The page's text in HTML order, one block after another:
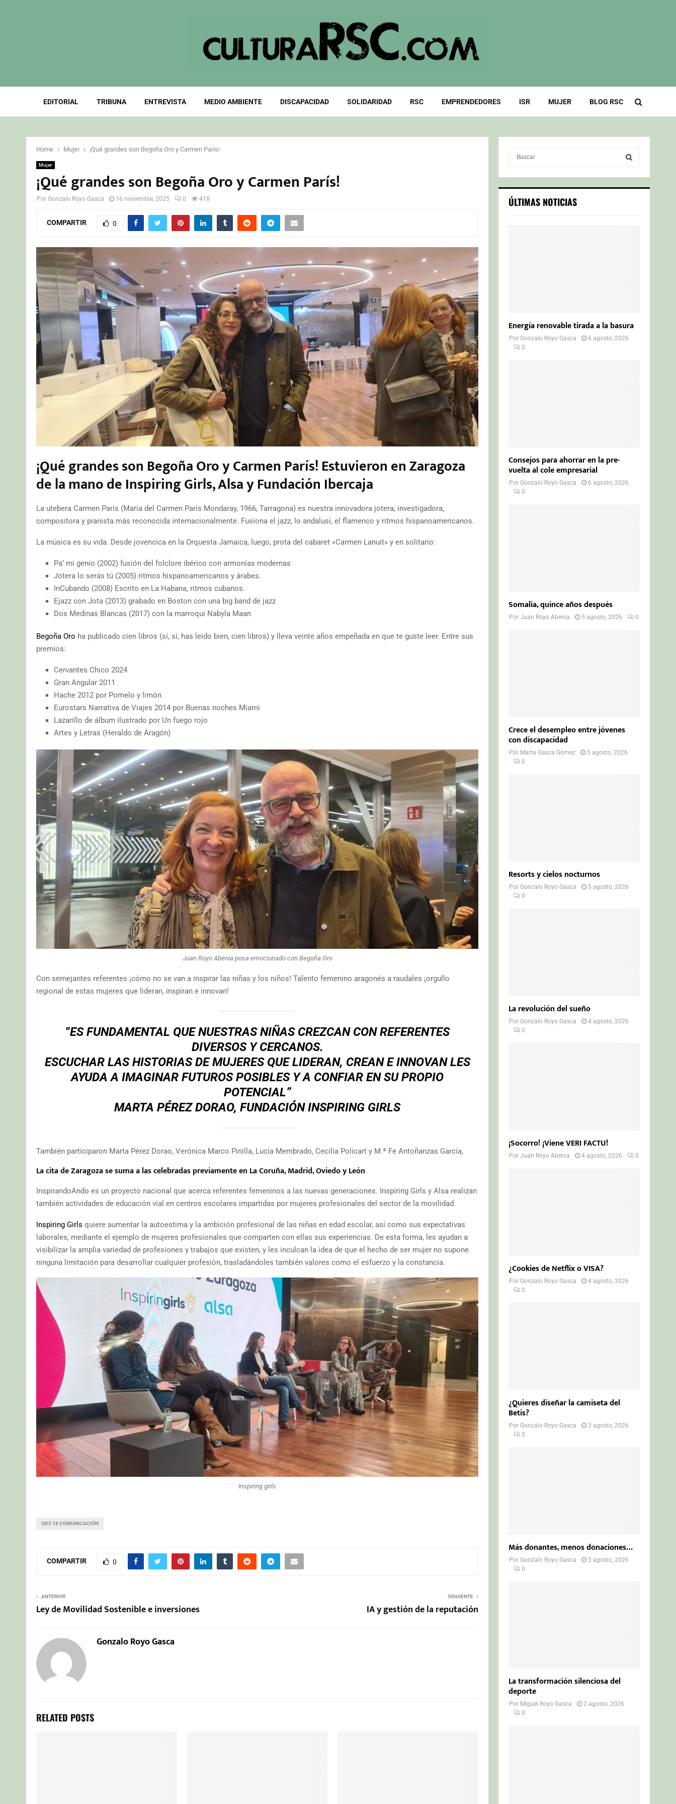
EDITORIAL TRIBUNA ENTREVISTA MEDIO AMBIENTE DISCAPACIDAD SOLIDARIDAD RSC EMPRENDEDORES ISR MUJER BLOG RSC
Home Mujer ¡Qué grandes son Begoña Oro y Carmen París!
Mujer
¡Qué grandes son Begoña Oro y Carmen París!
Por Gonzalo Royo Gasca 16 noviembre, 2025 0 418
COMPARTIR 0
¡Qué grandes son Begoña Oro y Carmen París! Estuvieron en Zaragoza
de la mano de Inspiring Girls, Alsa y Fundación Ibercaja
La utebera Carmen París (María del Carmen París Mondaray, 1966, Tarragona) es nuestra innovadora jotera, investigadora,
compositora y pianista más reconocida internacionalmente. Fusiona el jazz, lo andalusí, el flamenco y ritmos hispanoamericanos.
La música es su vida. Desde jovencica en la Orquesta Jamaica, luego, prota del cabaret «Carmen Lanuit» y en solitario:
Pa’ mi genio (2002) fusión del folclore ibérico con armonías modernas
Jotera lo serás tú (2005) ritmos hispanoamericanos y árabes.
InCubando (2008) Escrito en La Habana, ritmos cubanos.
Ejazz con Jota (2013) grabado en Boston con una big band de jazz
Dos Medinas Blancas (2017) con la marroquí Nabyla Maan
Begoña Oro ha publicado cien libros (sí, sí, has leido bien, cien libros) y lleva veinte años empeñada en que te guste leer. Entre sus
premios:
Cervantes Chico 2024
Gran Angular 2011
Hache 2012 por Pomelo y limón
Eurostars Narrativa de Viajes 2014 por Buenas noches Miami
Lazarillo de álbum ilustrado por Un fuego rojo
Artes y Letras (Heraldo de Aragón)
Juan Royo Abenia posa emocionado con Begoña Oro
Con semejantes referentes ¡cómo no se van a inspirar las niñas y los niños! Talento femenino aragonés a raudales ¡orgullo
regional de estas mujeres que lideran, inspiran e innovan!
“ES FUNDAMENTAL QUE NUESTRAS NIÑAS CREZCAN CON REFERENTES
DIVERSOS Y CERCANOS.
ESCUCHAR LAS HISTORIAS DE MUJERES QUE LIDERAN, CREAN E INNOVAN LES
AYUDA A IMAGINAR FUTUROS POSIBLES Y A CONFIAR EN SU PROPIO
POTENCIAL”
MARTA PÉREZ DORAO, FUNDACIÓN INSPIRING GIRLS
También participaron Marta Pérez Dorao, Verónica Marco Pinilla, Lucía Membrado, Cecilia Policart y M.ª Fe Antoñanzas García,
La cita de Zaragoza se suma a las celebradas previamente en La Coruña, Madrid, Oviedo y León
InspirandoAndo es un proyecto nacional que acerca referentes femeninos a las nuevas generaciones. Inspiring Girls y Alsa realizan
también actividades de educación vial en centros escolares impartidas por mujeres profesionales del sector de la movilidad.
Inspiring Girls quiere aumentar la autoestima y la ambición profesional de las niñas en edad escolar, así como sus expectativas
laborales, mediante el ejemplo de mujeres profesionales que comparten con ellas sus experiencias. De esta forma, les ayudan a
visibilizar la amplia variedad de profesiones y trabajos que existen, y les inculcan la idea de que el hecho de ser mujer no supone
ninguna limitación para desarrollar cualquier profesión, trasladándoles también valores como el esfuerzo y la constancia.
Inspiring girls
ODS 18 COMUNICACIÓN
COMPARTIR 0
ANTERIOR
Ley de Movilidad Sostenible e inversiones
SIGUIENTE
IA y gestión de la reputación
Gonzalo Royo Gasca
RELATED POSTS
c
h
S
ÚLTIMAS NOTICIAS
Energía renovable tirada a la basura
PorGonzalo Royo Gasca
6 agosto, 2026
0
Consejos para ahorrar en la pre-
vuelta al cole empresarial
PorGonzalo Royo Gasca
6 agosto, 2026
0
Somalia, quince años después
PorJuan Royo Abenia 5 agosto, 2026 0
Crece el desempleo entre jóvenes
con discapacidad
Por Marta Gasca Gómez
5 agosto, 2026
0
Resorts y cielos nocturnos
PorGonzalo Royo Gasca
5 agosto, 2026
0
La revolución del sueño
PorGonzalo Royo Gasca
4 agosto, 2026
0
¡Socorro! ¡Viene VERI FACTU!
PorJuan Royo Abenia 4 agosto, 2026 0
¿Cookies de Netflix o VISA?
PorGonzalo Royo Gasca
4 agosto, 2026
0
¿Quieres diseñar la camiseta del
Betis?
PorGonzalo Royo Gasca
3 agosto, 2026
0
Más donantes, menos donaciones…
PorGonzalo Royo Gasca
3 agosto, 2026
0
La transformación silenciosa del
deporte
Por Miguel Royo Gasca
2 agosto, 2026
0